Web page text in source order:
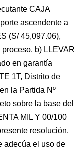
CAJA
ascendente a
(S/ 45,097.06),
b) LLEVAR
en garantía
1T, Distrito de
la Partida Nº
sobre la base del
MIL Y 00/100
resolución.
adecúa el uso de